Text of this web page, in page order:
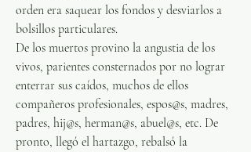
orden era saquear los fondos y desviarlos a
bolsillos particulares.
De los muertos provino la angustia de los
vivos, parientes consternados por no lograr
enterrar sus caídos, muchos de ellos
compañeros profesionales, espos@s, madres,
padres, hij@s, herman@s, abuel@s, etc. De
pronto, llegó el hartazgo, rebalsó la